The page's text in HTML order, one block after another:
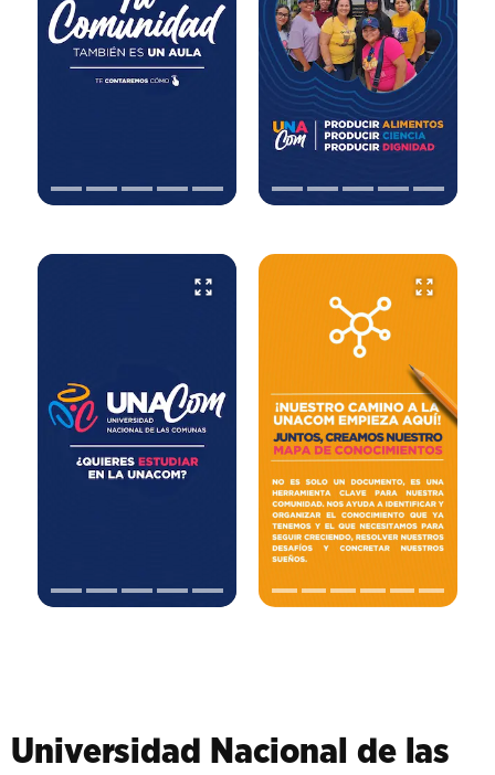
Universidad Nacional de las